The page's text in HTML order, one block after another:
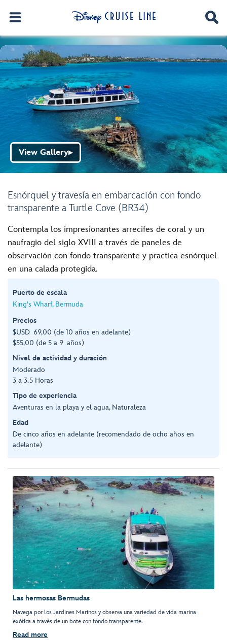
Esnórquel y travesía en embarcación con fondo
transparente a Turtle Cove (BR34)
View Gallery▶
Contempla los impresionantes arrecifes de coral y un
naufragio del siglo XVIII a través de paneles de
observación con fondo transparente y practica esnórquel
en una calada protegida.
Puerto de escala
King's Wharf, Bermuda
Precios
$USD 69,00 (de 10 años en adelante)
$55,00 (de 5 a 9 años)
Nivel de actividad y duración
Moderado
3 a 3.5 Horas
Tipo de experiencia
Aventuras en la playa y el agua, Naturaleza
Edad
De cinco años en adelante (recomendado de ocho años en
adelante)
Las hermosas Bermudas
Navega por los Jardines Marinos y observa una variedad de vida marina
exótica a través de un bote con fondo transparente.
Read more